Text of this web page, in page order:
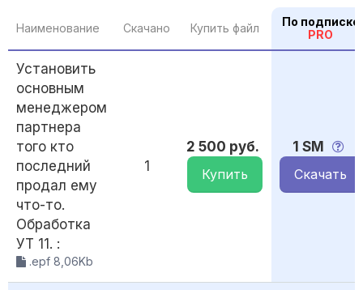
Наименование Скачано Купить файл
По подписке
PRO
Установить
основным
менеджером
партнера
того кто
последний
продал ему
что-то.
Обработка
УТ 11. :
.epf 8,06Kb
1
2 500 руб.
Купить
1 SM
Скачать